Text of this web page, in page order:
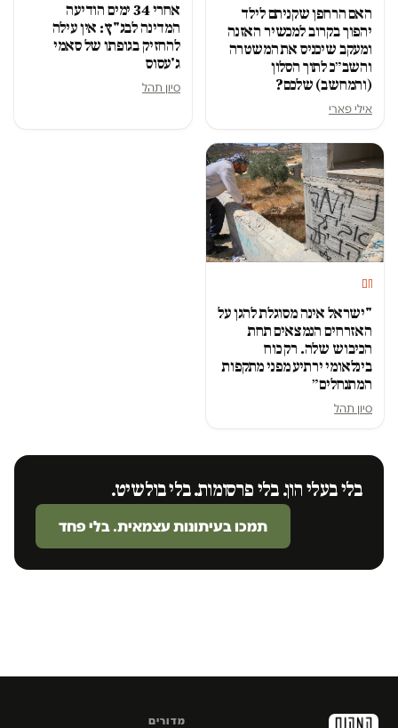
האם הרחפן שקניתם לילד
יהפוך בקרוב למכשיר האזנה
ומעקב שיכניס את המשטרה
והשב״כ לתוך הסלון
(והמחשב) שלכם?
אילי פארי
אחרי 34 ימים הודיעה
המדינה לבג"ץ: אין עילה
להחזיק בגופתו של סאמי
ג'עסוס
סיון תהל
חם
"ישראל אינה מסוגלת להגן על
האזרחים הנמצאים תחת
הכיבוש שלה. רק כוח
בינלאומי ירתיע מפני מתקפות
המתנחלים״
סיון תהל
בלי בעלי הון. בלי פרסומות. בלי בולשיט.
תמכו בעיתונות עצמאית. בלי פחד
מדורים